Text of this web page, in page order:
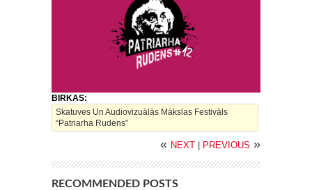
BIRKAS:
Skatuves Un Audiovizuālās Mākslas Festivāls
“Patriarha Rudens”
« NEXT PREVIOUS »
RECOMMENDED POSTS